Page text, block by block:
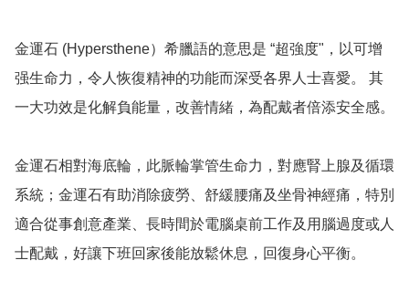
金運石 (Hypersthene）希臘語的意思是 “超強度"，以可增
强生命力，令人恢復精神的功能而深受各界人士喜愛。 其
一大功效是化解負能量，改善情緒，為配戴者倍添安全感。
金運石相對海底輪，此脈輪掌管生命力，對應腎上腺及循環
系統；金運石有助消除疲勞、舒緩腰痛及坐骨神經痛，特別
適合從事創意產業、長時間於電腦桌前工作及用腦過度或人
士配戴，好讓下班回家後能放鬆休息，回復身心平衡。